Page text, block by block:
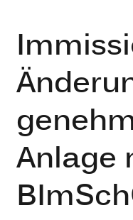
Anlage